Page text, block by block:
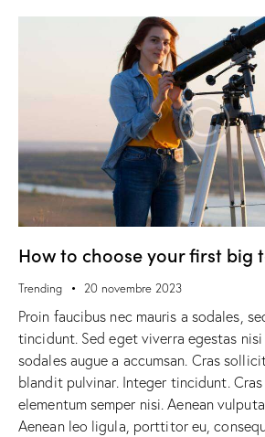
How to choose your first big
Trending 20 novembre 2023
Proin faucibus nec mauris a sodales,
tincidunt. Sed eget viverra egestas
sodales augue a accumsan. Cras
blandit pulvinar. Integer tincidunt.
elementum semper nisi. Aenean
Aenean leo ligula, porttitor eu,